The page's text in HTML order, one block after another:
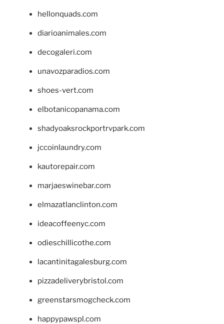
hellonquads.com
diarioanimales.com
decogaleri.com
unavozparadios.com
shoes-vert.com
elbotanicopanama.com
shadyoaksrockportrvpark.com
jccoinlaundry.com
kautorepair.com
marjaeswinebar.com
elmazatlanclinton.com
ideacoffeenyc.com
odieschillicothe.com
lacantinitagalesburg.com
pizzadeliverybristol.com
greenstarsmogcheck.com
happypawspl.com